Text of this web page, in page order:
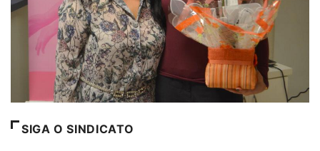
SIGA O SINDICATO